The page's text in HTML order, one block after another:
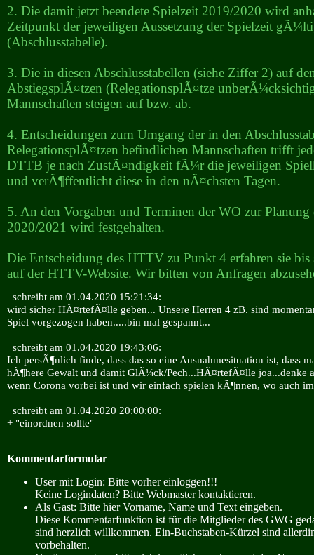
2. Die damit jetzt beendete Spielzeit 2019/2020 wird
Zeitpunkt der jeweiligen Aussetzung der Spielzeit
(Abschlusstabelle).
3. Die in diesen Abschlusstabellen (siehe Ziffer 2) auf
AbstiegsplÃ¤tzen (RelegationsplÃ¤tze
Mannschaften steigen auf bzw. ab.
4. Entscheidungen zum Umgang der in den
RelegationsplÃ¤tzen befindlichen Mannschaften trifft
DTTB je nach ZustÃ¤ndigkeit fÃ¼r die jeweiligen
und verÃ¶ffentlicht diese in den nÃ¤chsten Tagen.
5. An den Vorgaben und Terminen der WO zur Planung
2020/2021 wird festgehalten.
Die Entscheidung des HTTV zu Punkt 4 erfahren sie
auf der HTTV-Website. Wir bitten von Anfragen
schreibt am 01.04.2020 15:21:34:
wird sicher HÃ¤rtefÃ¤lle geben... Unsere Herren 4 zB. sind
Spiel vorgezogen haben.....bin mal gespannt...
schreibt am 01.04.2020 19:43:06:
Ich persÃ¶nlich finde, dass das so eine Ausnahmesituation ist, dass
hÃ¶here Gewalt und damit GlÃ¼ck/Pech...HÃ¤rtefÃ¤lle joa...denke
wenn Corona vorbei ist und wir einfach spielen kÃ¶nnen, wo auch
schreibt am 01.04.2020 20:00:00:
+ "einordnen sollte"
Kommentarformular
User mit Login: Bitte vorher einloggen!!!
Keine Logindaten? Bitte Webmaster kontaktieren.
Als Gast: Bitte hier Vorname, Name und Text eingeben.
Diese Kommentarfunktion ist für die Mitglieder des GWG
sind herzlich willkommen. Ein-Buchstaben-Kürzel sind
vorbehalten.